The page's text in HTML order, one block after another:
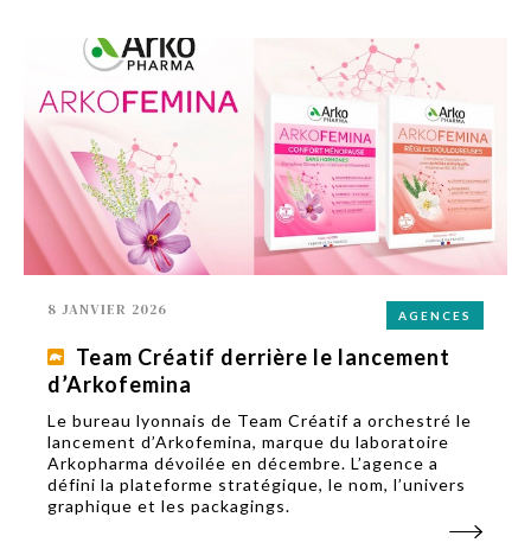
AGENCES
8 JANVIER 2026
Team Créatif derrière le lancement
d’Arkofemina
Le bureau lyonnais de Team Créatif a orchestré le
lancement d’Arkofemina, marque du laboratoire
Arkopharma dévoilée en décembre. L’agence a
défini la plateforme stratégique, le nom, l’univers
graphique et les packagings.